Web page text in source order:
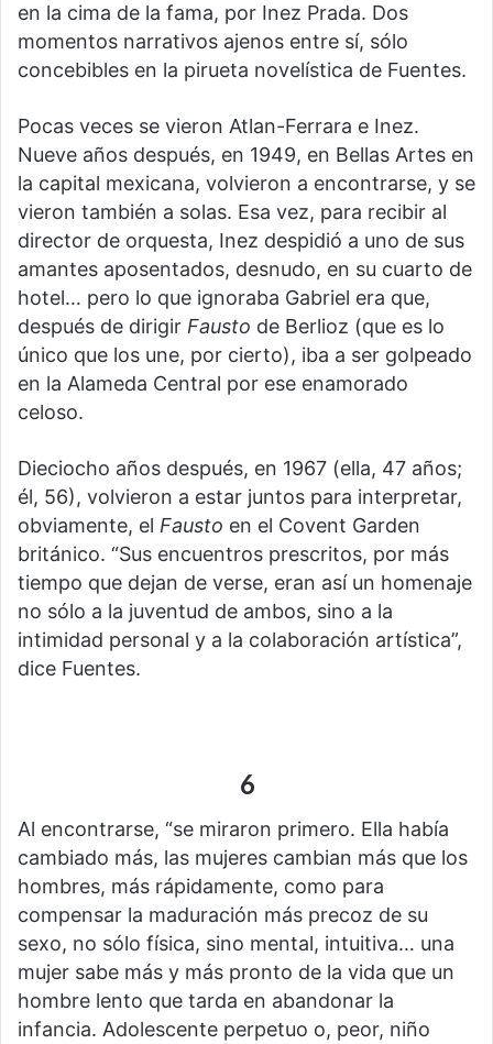
en la cima de la fama, por Inez Prada. Dos
momentos narrativos ajenos entre sí, sólo
concebibles en la pirueta novelística de Fuentes.
Pocas veces se vieron Atlan-Ferrara e Inez.
Nueve años después, en 1949, en Bellas Artes en
la capital mexicana, volvieron a encontrarse, y se
vieron también a solas. Esa vez, para recibir al
director de orquesta, Inez despidió a uno de sus
amantes aposentados, desnudo, en su cuarto de
hotel… pero lo que ignoraba Gabriel era que,
después de dirigir Fausto de Berlioz (que es lo
único que los une, por cierto), iba a ser golpeado
en la Alameda Central por ese enamorado
celoso.
Dieciocho años después, en 1967 (ella, 47 años;
él, 56), volvieron a estar juntos para interpretar,
obviamente, el Fausto en el Covent Garden
británico. “Sus encuentros prescritos, por más
tiempo que dejan de verse, eran así un homenaje
no sólo a la juventud de ambos, sino a la
intimidad personal y a la colaboración artística”,
dice Fuentes.
6
Al encontrarse, “se miraron primero. Ella había
cambiado más, las mujeres cambian más que los
hombres, más rápidamente, como para
compensar la maduración más precoz de su
sexo, no sólo física, sino mental, intuitiva… una
mujer sabe más y más pronto de la vida que un
hombre lento que tarda en abandonar la
infancia. Adolescente perpetuo o, peor, niño